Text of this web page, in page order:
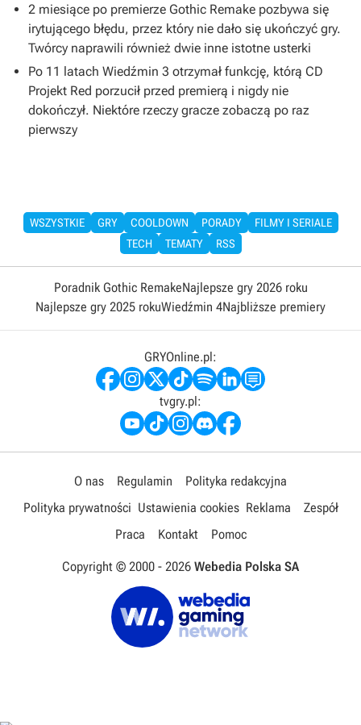
2 miesiące po premierze Gothic Remake pozbywa się
irytującego błędu, przez który nie dało się ukończyć gry.
Twórcy naprawili również dwie inne istotne usterki
Po 11 latach Wiedźmin 3 otrzymał funkcję, którą CD
Projekt Red porzucił przed premierą i nigdy nie
dokończył. Niektóre rzeczy gracze zobaczą po raz
pierwszy
WSZYSTKIE GRY COOLDOWN PORADY
FILMY I SERIALE
TECH
TEMATY RSS
Poradnik Gothic RemakeNajlepsze gry 2026 roku
Najlepsze gry 2025 rokuWiedźmin 4Najbliższe premiery
GRYOnline.pl:
tvgry.pl:
O nas Regulamin
Polityka redakcyjna
Polityka prywatności Ustawienia cookies Reklama
Zespół
Praca
Kontakt Pomoc
Copyright © 2000 - 2026 Webedia Polska SA